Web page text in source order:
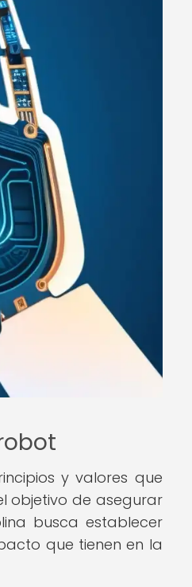
y valores que
objetivo de asegurar
busca establecer
que tienen en la